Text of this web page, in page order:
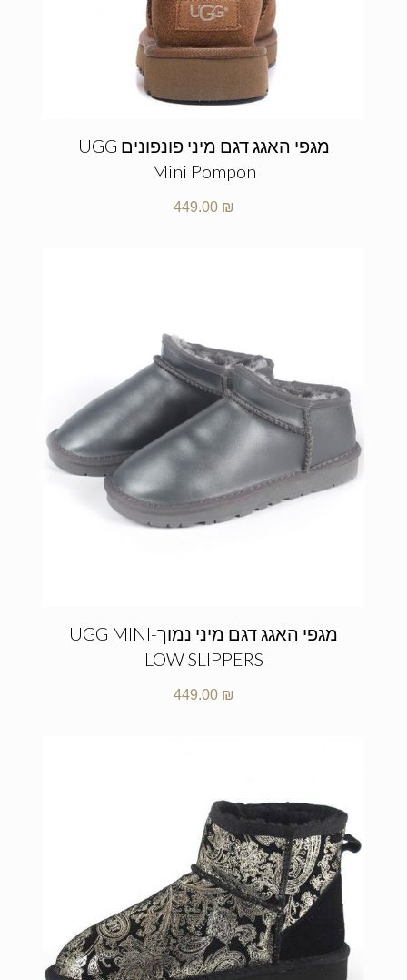
מגפי האגג דגם מיני פונפונים UGG
Mini Pompon
449.00 ₪
מגפי האגג דגם מיני נמוך-UGG MINI
LOW SLIPPERS
449.00 ₪